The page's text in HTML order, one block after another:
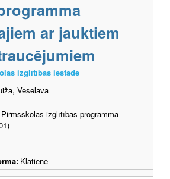
ar jauktiem
izglītības iestāde
Veselava
Pirmsskolas izglītības programma
Klātiene